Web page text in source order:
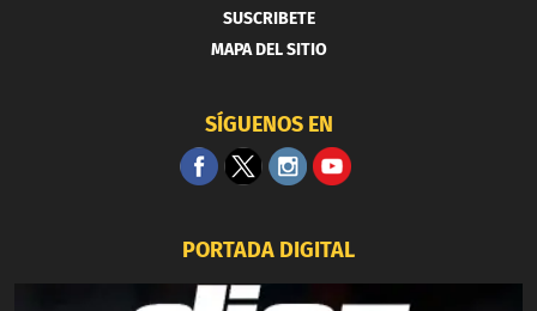
SUSCRIBETE
MAPA DEL SITIO
SÍGUENOS EN
PORTADA DIGITAL